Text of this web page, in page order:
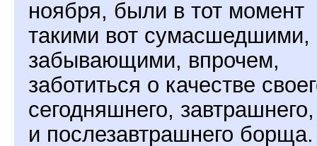
ноября, были в тот момент
такими вот сумасшедшими,
забывающими, впрочем,
заботиться о качестве
сегодняшнего,
и послезавтрашнего борща.